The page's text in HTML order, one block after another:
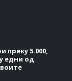
5.000,
едни од